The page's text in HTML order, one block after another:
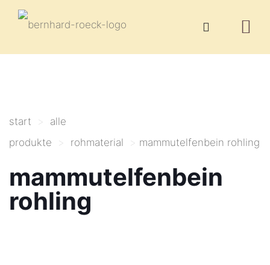
start >
alle
produkte
> rohmaterial > mammutelfenbein rohling
mammutelfenbein
rohling